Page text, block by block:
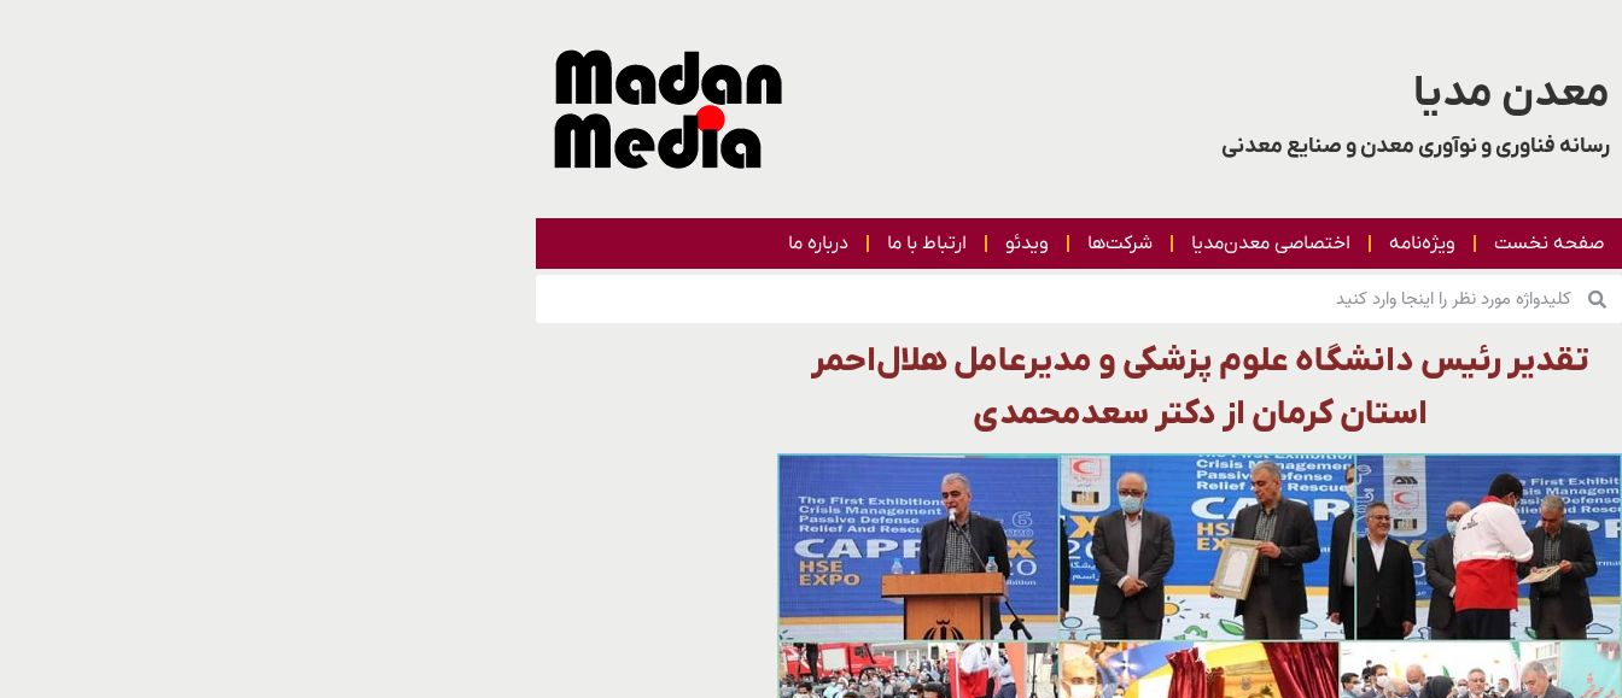
معدن مدیا
رسانه فناوری و نوآوری معدن و صنایع معدنی
صفحه نخست ویژه‌نامه اختصاصی معدن‌مدیا شرکت‌ها ویدئو ارتباط با ما درباره ما
تقدیر رئیس دانشگاه علوم پزشکی و مدیرعامل هلال‌احمر
استان کرمان از دکتر سعدمحمدی